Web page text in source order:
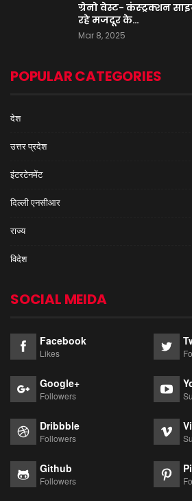
ग्रेनो वेस्ट- कंस्ट्रक्शन
रहे मजदूर के…
Mar 8, 2025
POPULAR CATEGORIES
देश
उत्तर प्रदेश
इंटरटेनमेंट
दिल्ली एनसीआर
राज्य
विदेश
SOCIAL MEIDA
Facebook
Likes
Google+
Followers
Dribbble
Followers
Github
Followers